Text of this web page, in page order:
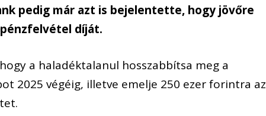
pedig már azt is bejelentette, hogy jövőre
díját.
a haladéktalanul hosszabbítsa meg a
2025 végéig, illetve emelje 250 ezer forintra az